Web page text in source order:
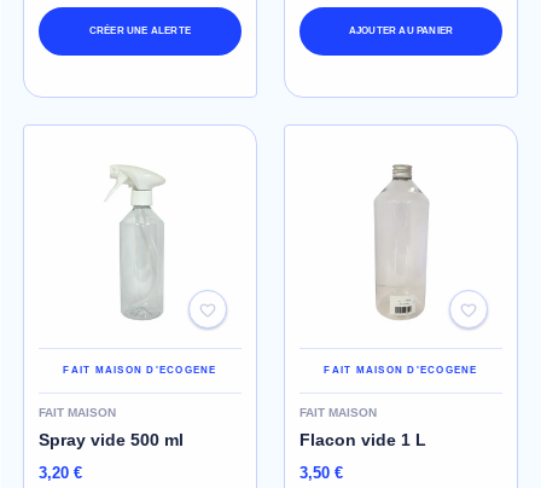
CRÉER UNE ALERTE AJOUTER AU PANIER
FAIT MAISON D'ECOGENE
FAIT MAISON
Spray vide 500 ml
3,20 €
FAIT MAISON D'ECOGENE
FAIT MAISON
Flacon vide 1 L
3,50 €